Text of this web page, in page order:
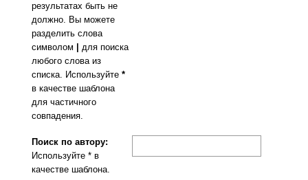
результатах быть не
должно. Вы можете
разделить слова
символом
для поиска
любого слова из
списка. Используйте*
в качестве шаблона
для частичного
совпадения.
Поиск по автору:
Используйте * в
качестве шаблона.